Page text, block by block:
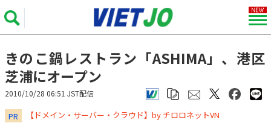
きのこ鍋レストラン「ASHIMA」、港区
芝浦にオープン
2010/10/28 06:51 JST配信
PR ​​​​​​​【ドメイン・サーバー・クラウド】by チロロネットVN